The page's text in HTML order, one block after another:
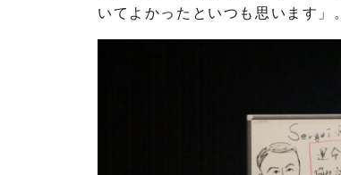
いてよかったといつも思います」。